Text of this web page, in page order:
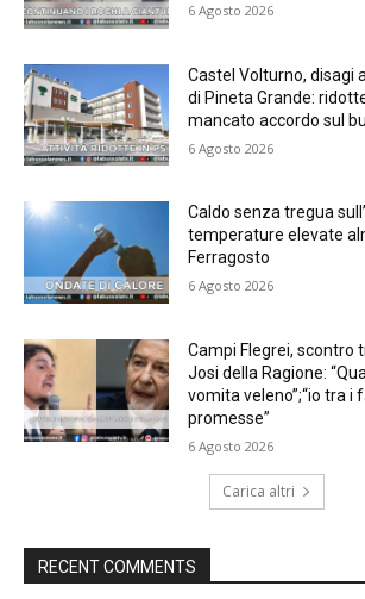
6 Agosto 2026
Castel Volturno, disagi
di Pineta Grande:
mancato accordo sul
6 Agosto 2026
Caldo senza tregua
temperature elevate
Ferragosto
6 Agosto 2026
Campi Flegrei, scontro
Josi della Ragione:
vomita veleno”;“io tra i
promesse”
6 Agosto 2026
Carica altri
RECENT COMMENTS